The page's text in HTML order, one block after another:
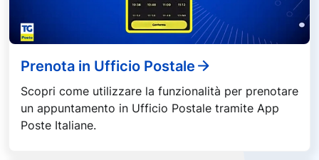
Prenota in Ufficio Postale
Scopri come utilizzare la funzionalità per prenotare
un appuntamento in Ufficio Postale tramite App
Poste Italiane.